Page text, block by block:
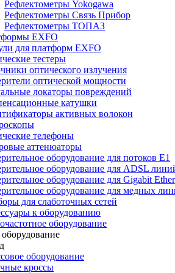
Рефлектометры Yokogawa
Рефлектометры Связь Прибор
Рефлектометры ТОПАЗ
EXFO
для платформ EXFO
тестеры
оптического излучения
оптической мощности
локаторы повреждений
катушки
активных волокон
телефоны
аттенюаторы
оборудование для потоков Е1
оборудование для ADSL
оборудование для Gigabit
оборудование для медных
для слаботочных сетей
к оборудованию
оборудование
оборудование
кроссы